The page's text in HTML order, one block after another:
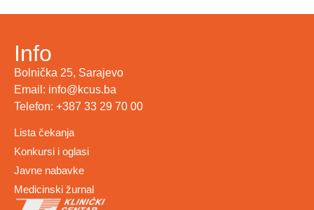
Info
Bolnička 25, Sarajevo
Email: info@kcus.ba
Telefon: +387 33 29 70 00
Lista čekanja
Konkursi i oglasi
Javne nabavke
Medicinski žurnal